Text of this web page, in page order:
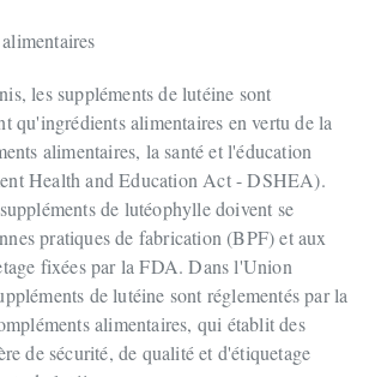
les suppléments de lutéine sont
qu'ingrédients alimentaires en vertu de la
alimentaires, la santé et l'éducation
Health and Education Act - DSHEA).
de lutéophylle doivent se
pratiques de fabrication (BPF) et aux
fixées par la FDA. Dans l'Union
de lutéine sont réglementés par la
alimentaires, qui établit des
de sécurité, de qualité et d'étiquetage